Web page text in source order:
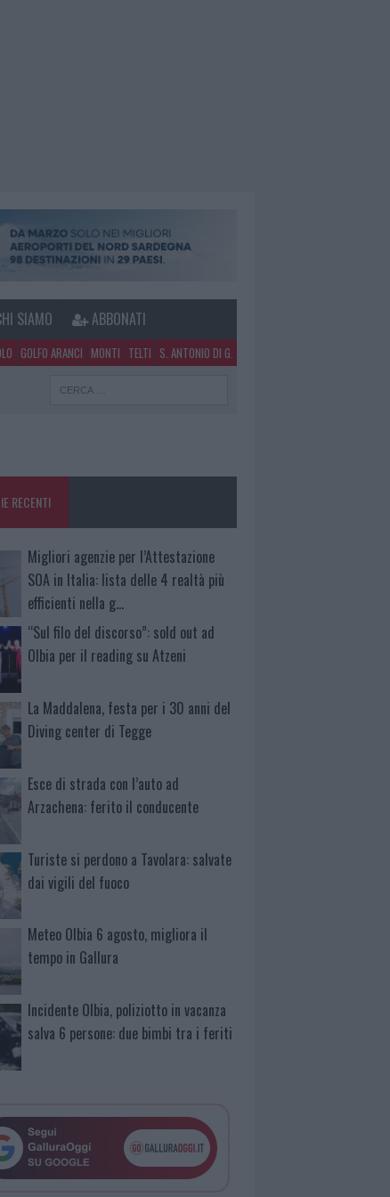
SIAMO ABBONATI
GOLFO ARANCI MONTI TELTI S. ANTONIO DI G.
RECENTI
Migliori agenzie per l’Attestazione
SOA in Italia: lista delle 4 realtà più
efficienti nella g…
“Sul filo del discorso”: sold out ad
Olbia per il reading su Atzeni
La Maddalena, festa per i 30 anni del
Diving center di Tegge
Esce di strada con l’auto ad
Arzachena: ferito il conducente
Turiste si perdono a Tavolara: salvate
dai vigili del fuoco
Meteo Olbia 6 agosto, migliora il
tempo in Gallura
Incidente Olbia, poliziotto in vacanza
salva 6 persone: due bimbi tra i feriti